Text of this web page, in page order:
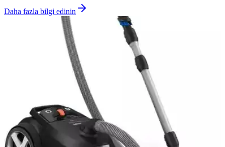
Daha fazla bilgi edinin